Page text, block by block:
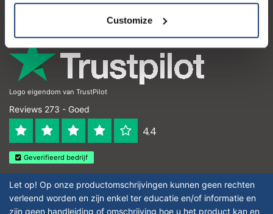
Customize
Logo eigendom van TrustPilot
Reviews 273 - Goed
4.4
Geverifieerd bedrijf
Let op! Op onze productomschrijvingen kunnen geen rechten
verleend worden en zijn enkel ter educatie en/of informatie en
zijn geen handleiding of omschrijving hoe u het product kan en